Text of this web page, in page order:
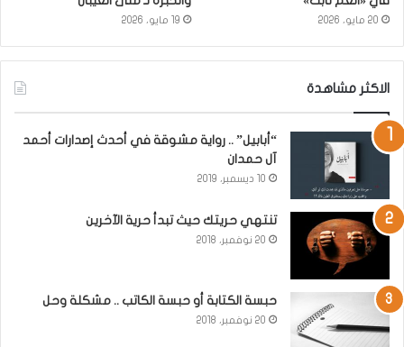
20 مايو، 2026 19 مايو، 2026
الاكثر مشاهدة
“أبابيل” .. رواية مشوقة في أحدث إصدارات أحمد
آل حمدان
10 ديسمبر، 2019
تنتهي حريتك حيث تبدأ حرية الآخرين
20 نوفمبر، 2018
حبسة الكتابة أو حبسة الكاتب .. مشكلة وحل
20 نوفمبر، 2018